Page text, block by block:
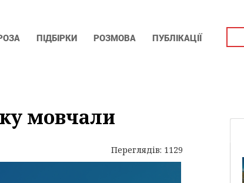
ПІДБІРКИ РОЗМОВА ПУБЛІКАЦІЇ
мовчали
Переглядів: 1129